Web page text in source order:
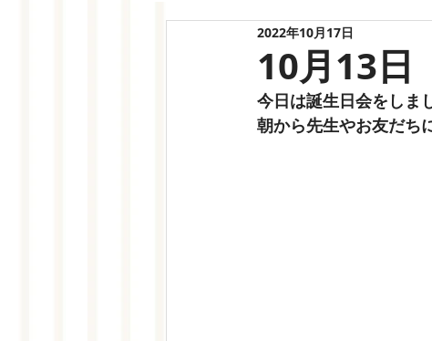
10月13日
2022年10月17日
今日は誕生日会をしま
朝から先生やお友だち